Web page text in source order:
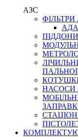
АЗС
НАСОСИ